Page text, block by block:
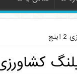
کشاورزی 2